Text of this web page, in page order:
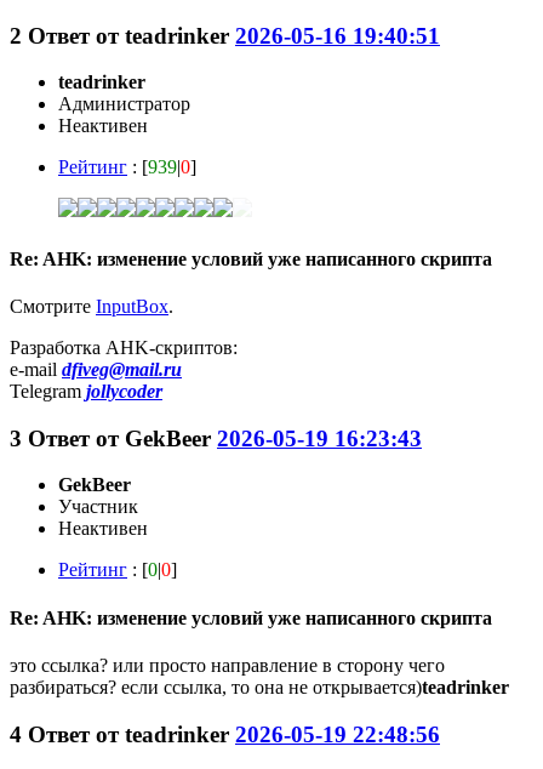
2 Ответ отteadrinker 2026-05-16 19:40:51
teadrinker
Администратор
Неактивен
Рейтинг : [939|0]
Re: AHK: изменение условий уже написанного скрипта
Смотрите InputBox.
Разработка AHK-скриптов:
e-mail dfiveg@mail.ru
Telegram jollycoder
3 Ответ от GekBeer 2026-05-19 16:23:43
GekBeer
Участник
Неактивен
Рейтинг : [0|0]
Re: AHK: изменение условий уже написанного скрипта
это ссылка? или просто направление в сторону чего
разбираться? если ссылка, то она не открывается)teadrinker
4 Ответ отteadrinker 2026-05-19 22:48:56